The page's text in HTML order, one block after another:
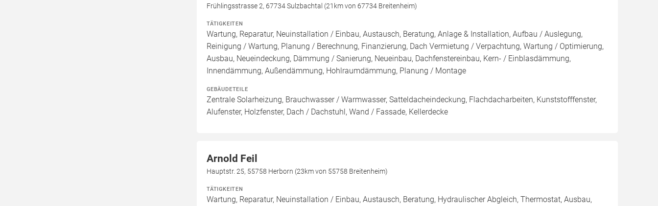
Frühlingsstrasse 2, 67734 Sulzbachtal (21km von 67734 Breitenheim)
TÄTIGKEITEN
Wartung, Reparatur, Neuinstallation / Einbau, Austausch, Beratung, Anlage & Installation, Aufbau / Auslegung,
Reinigung / Wartung, Planung / Berechnung, Finanzierung, Dach Vermietung / Verpachtung, Wartung / Optimierung,
Ausbau, Neueindeckung, Dämmung / Sanierung, Neueinbau, Dachfenstereinbau, Kern- / Einblasdämmung,
Innendämmung, Außendämmung, Hohlraumdämmung, Planung / Montage
GEBÄUDETEILE
Zentrale Solarheizung, Brauchwasser / Warmwasser, Satteldacheindeckung, Flachdacharbeiten, Kunststofffenster,
Alufenster, Holzfenster, Dach / Dachstuhl, Wand / Fassade, Kellerdecke
Arnold Feil
Hauptstr. 25, 55758 Herborn (23km von 55758 Breitenheim)
TÄTIGKEITEN
Wartung, Reparatur, Neuinstallation / Einbau, Austausch, Beratung, Hydraulischer Abgleich, Thermostat, Ausbau,